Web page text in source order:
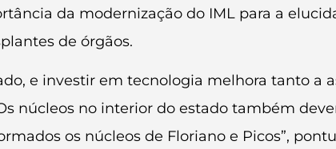
da modernização do IML para a
de órgãos.
e investir em tecnologia melhora tanto a
núcleos no interior do estado também
os núcleos de Floriano e Picos”,